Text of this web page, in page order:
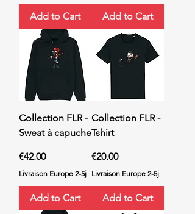
Add to Cart Add to Cart
Collection FLR -
Sweat à capuche
Price
€42.00
Livraison Europe 2-5j
Add to Cart
Collection FLR -
Tshirt
Price
€20.00
Livraison Europe 2-5j
Add to Cart